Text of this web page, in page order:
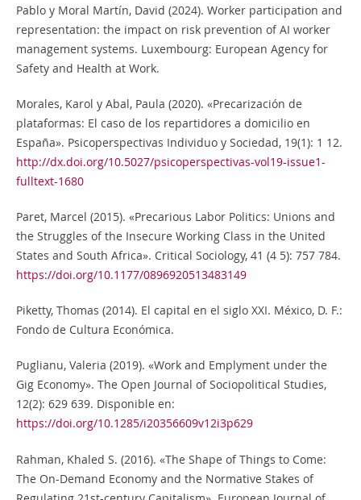
Pablo y Moral Martín, David (2024). Worker participation and
representation: the impact on risk prevention of AI worker
management systems. Luxembourg: European Agency for
Safety and Health at Work.
Morales, Karol y Abal, Paula (2020). «Precarización de
plataformas: El caso de los repartidores a domicilio en
España». Psicoperspectivas Individuo y Sociedad, 19(1): 1 12.
http://dx.doi.org/10.5027/psicoperspectivas-vol19-issue1-
fulltext-1680
Paret, Marcel (2015). «Precarious Labor Politics: Unions and
the Struggles of the Insecure Working Class in the United
States and South Africa». Critical Sociology, 41 (4 5): 757 784.
https://doi.org/10.1177/0896920513483149
Piketty, Thomas (2014). El capital en el siglo XXI. México, D. F.:
Fondo de Cultura Económica.
Puglianu, Valeria (2019). «Work and Emplyment under the
Gig Economy». The Open Journal of Sociopolitical Studies,
12(2): 629 639. Disponible en:
https://doi.org/10.1285/i20356609v12i3p629
Rahman, Khaled S. (2016). «The Shape of Things to Come:
The On-Demand Economy and the Normative Stakes of